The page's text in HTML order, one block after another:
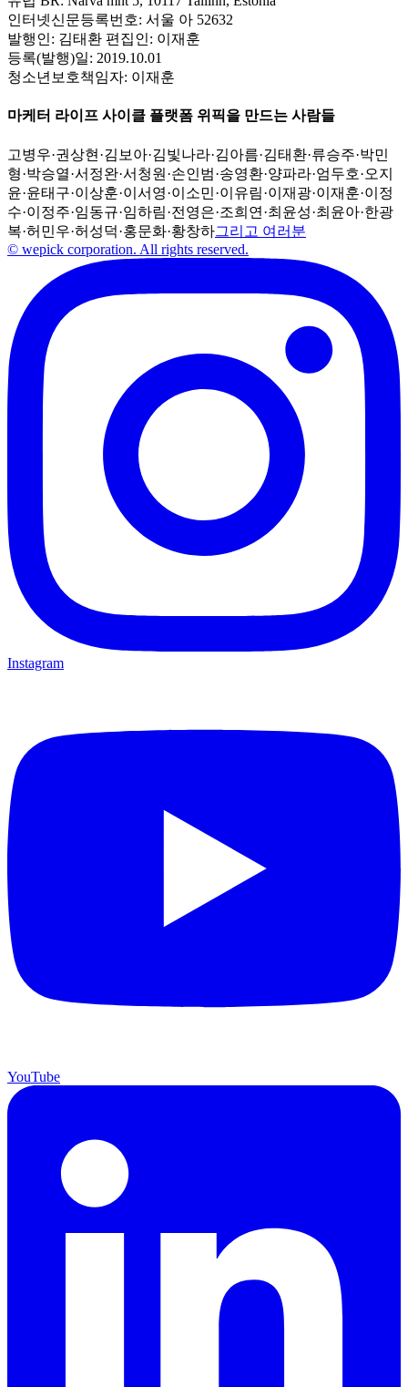
인터넷신문등록번호: 서울 아 52632
발행인: 김태환 편집인: 이재훈
등록(발행)일: 2019.10.01
청소년보호책임자: 이재훈
마케터 라이프 사이클 플랫폼 위픽을 만드는 사람들
고병우·권상현 ·김보아·김빛나라·김아름·김태환·류승주·박민
형·박승열·서정완·서청원 ·손인범·송영환·양파라·엄두호·오지
윤·윤태구·이상훈·이서영·이소민·이유림·이재광·이재훈·이정
수·이정주·임동규·임하림·전영은·조희연 ·최윤성·최윤아·한광
복·허민우·허성덕·홍문화·황창하그리고 여러분
© wepick corporation. All rights reserved.
Instagram
YouTube